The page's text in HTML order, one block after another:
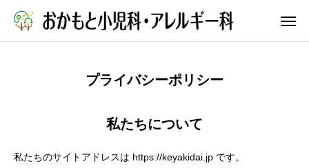
プライバシーポリシー
私たちについて
私たちのサイトアドレスは https://keyakidai.jp です。
院長ブログ
依頼 アクセス